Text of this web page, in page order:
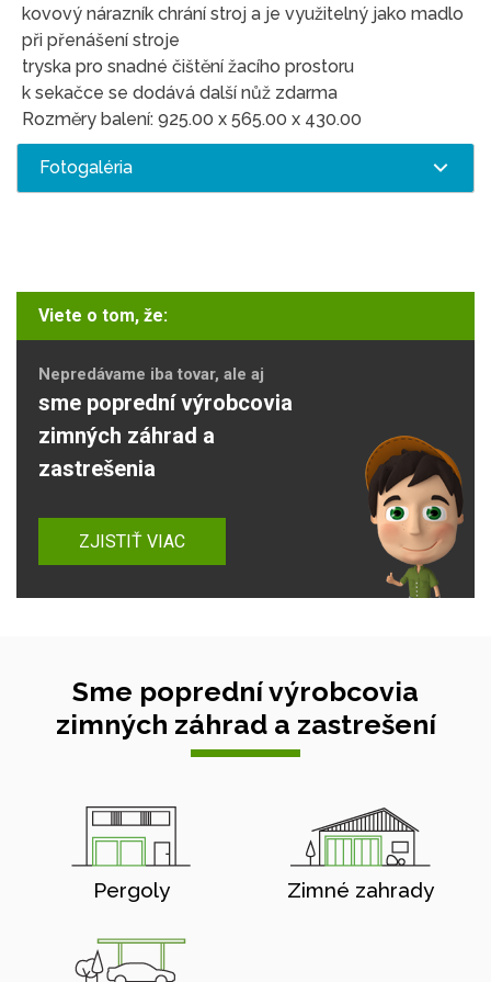
kovový nárazník chrání stroj a je využitelný jako madlo
při přenášení stroje
tryska pro snadné čištění žacího prostoru
k sekačce se dodává další nůž zdarma
Rozměry balení: 925.00 x 565.00 x 430.00
Fotogaléria
Viete o tom, že:
Nepredávame iba tovar, ale aj
sme poprední výrobcovia
zimných záhrad a
zastrešenia
ZJISTIŤ VIAC
Sme poprední výrobcovia
zimných záhrad a zastrešení
Pergoly Zimné zahrady